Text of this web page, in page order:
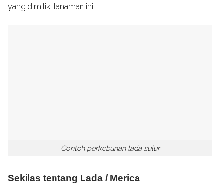
yang dimiliki tanaman ini.
Contoh perkebunan lada sulur
Sekilas tentang Lada / Merica